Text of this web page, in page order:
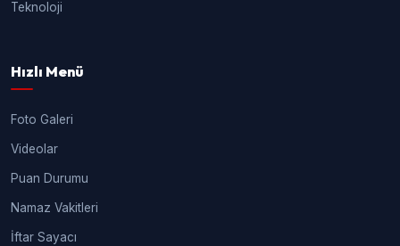
Teknoloji
Hızlı Menü
Foto Galeri
Videolar
Puan Durumu
Namaz Vakitleri
İftar Sayacı